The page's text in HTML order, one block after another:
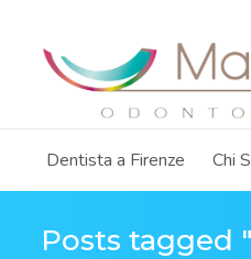
Dentista a Firenze Chi
Posts tagged